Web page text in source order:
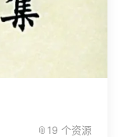
📎 19 个资源